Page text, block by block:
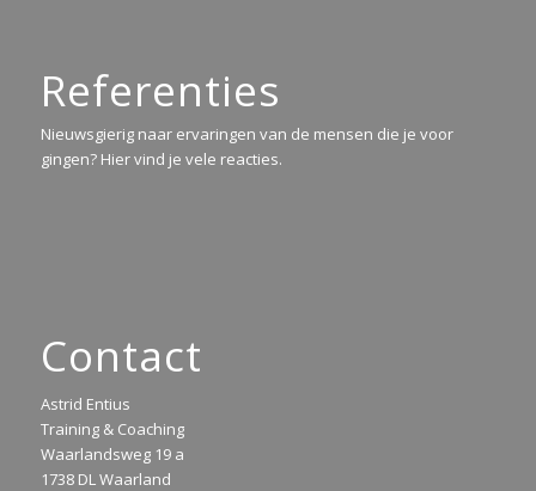
Referenties
Nieuwsgierig naar ervaringen van de mensen die je voor
gingen? Hier vind je vele reacties.
Contact
Astrid Entius
Training & Coaching
Waarlandsweg 19 a
1738 DL Waarland